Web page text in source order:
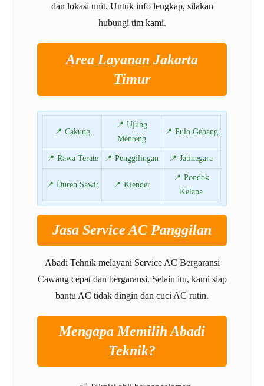
dan lokasi unit. Untuk info lengkap, silakan
hubungi tim kami.
Area Layanan Jakarta
Timur
📍 Cakung
📍 Ujung
Menteng
📍 Pulo Gebang
📍 Rawa Terate 📍 Penggilingan 📍 Jatinegara
📍 Duren Sawit 📍 Klender
📍 Pondok
Kelapa
Jasa Service AC Panggilan
Abadi Tehnik melayani Service AC Bergaransi
Cawang cepat dan bergaransi. Selain itu, kami siap
bantu AC tidak dingin dan cuci AC rutin.
Mengapa Memilih Abadi
Teknik?